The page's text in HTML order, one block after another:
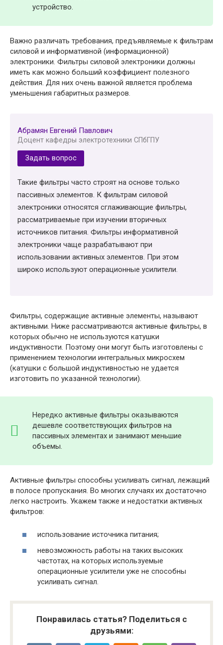
устройство.
Важно различать требования, предъявляемые к фильтрам
силовой и информативной (информационной)
электроники. Фильтры силовой электроники должны
иметь как можно больший коэффициент полезного
действия. Для них очень важной является проблема
уменьшения габаритных размеров.
Абрамян Евгений Павлович
Доцент кафедры электротехники СПбГПУ
Задать вопрос
Такие фильтры часто строят на основе только
пассивных элементов. К фильтрам силовой
электроники относятся сглаживающие фильтры,
рассматриваемые при изучении вторичных
источников питания. Фильтры информативной
электроники чаще разрабатывают при
использовании активных элементов. При этом
широко используют операционные усилители.
Фильтры, содержащие активные элементы, называют
активными. Ниже рассматриваются активные фильтры, в
которых обычно не используются катушки
индуктивности. Поэтому они могут быть изготовлены с
применением технологии интегральных микросхем
(катушки с большой индуктивностью не удается
изготовить по указанной технологии).
Нередко активные фильтры оказываются
дешевле соответствующих фильтров на
пассивных элементах и занимают меньшие
объемы.
Активные фильтры способны усиливать сигнал, лежащий
в полосе пропускания. Во многих случаях их достаточно
легко настроить. Укажем также и недостатки активных
фильтров:
использование источника питания;
невозможность работы на таких высоких
частотах, на которых используемые
операционные усилители уже не способны
усиливать сигнал.
Понравилась статья? Поделиться с
друзьями: